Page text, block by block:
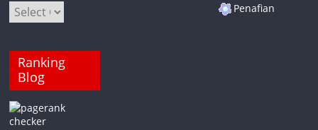
Kategori
Ranking
Blog
Penafian